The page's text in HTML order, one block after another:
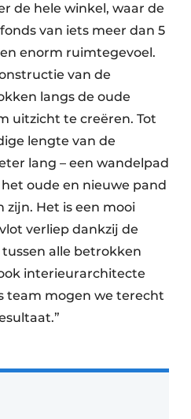
de hele winkel, waar de
van iets meer dan 5
enorm ruimtegevoel.
van de
langs de oude
uitzicht te creëren. Tot
lengte van de
lang – een wandelpad
oude en nieuwe pand
Het is een mooi
verliep dankzij de
alle betrokken
interieurarchitecte
team mogen we terecht